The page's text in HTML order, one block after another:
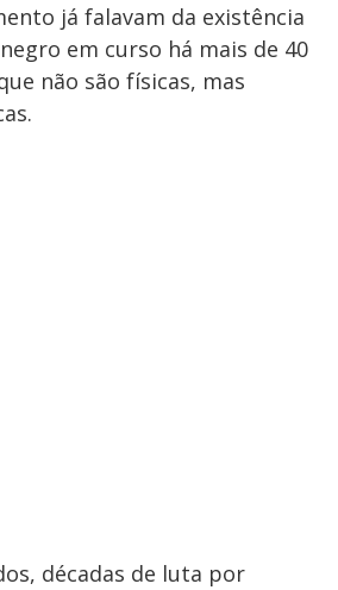
já falavam da existência
em curso há mais de 40
não são físicas, mas
décadas de luta por